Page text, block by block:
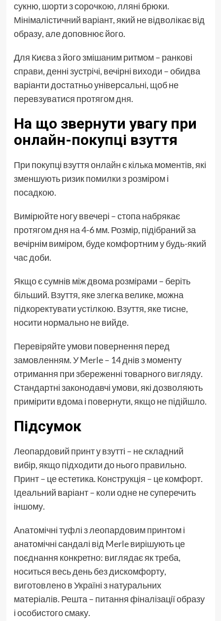
сукню, шорти з сорочкою, лляні брюки.
Мінімалістичний варіант, який не відволікає від
образу, але доповнює його.
Для Києва з його змішаним ритмом – ранкові
справи, денні зустрічі, вечірні виходи – обидва
варіанти достатньо універсальні, щоб не
перевзуватися протягом дня.
На що звернути увагу при
онлайн-покупці взуття
При покупці взуття онлайн є кілька моментів, які
зменшують ризик помилки з розміром і
посадкою.
Вимірюйте ногу ввечері – стопа набрякає
протягом дня на 4-6 мм. Розмір, підібраний за
вечірнім виміром, буде комфортним у будь-який
час доби.
Якщо є сумнів між двома розмірами – беріть
більший. Взуття, яке злегка велике, можна
підкоректувати устілкою. Взуття, яке тисне,
носити нормально не вийде.
Перевіряйте умови повернення перед
замовленням. У Merle – 14 днів з моменту
отримання при збереженні товарного вигляду.
Стандартні законодавчі умови, які дозволяють
примірити вдома і повернути, якщо не підійшло.
Підсумок
Леопардовий принт у взутті – не складний
вибір, якщо підходити до нього правильно.
Принт – це естетика. Конструкція – це комфорт.
Ідеальний варіант – коли одне не суперечить
іншому.
Anатомічні туфлі з леопардовим принтом і
анатомічні сандалі від Merle вирішують це
поєднання конкретно: виглядає як треба,
носиться весь день без дискомфорту,
виготовлено в Україні з натуральних
матеріалів. Решта – питання фіналізації образу
і особистого смаку.